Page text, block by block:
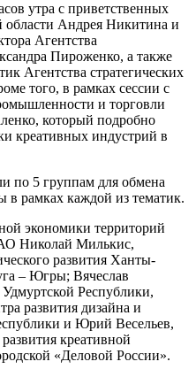
утра с приветственных
области Андрея Никитина и
Агентства
Пироженко, а также
Агентства стратегических
того, в рамках сессии с
и торговли
который подробно
креативных индустрий в
по 5 группам для обмена
в рамках каждой из тематик.
экономики территорий
Николай Милькис,
развития Ханты-
– Югры; Вячеслав
Республики,
развития дизайна и
и Юрий Весельев,
креативной
«Деловой России».